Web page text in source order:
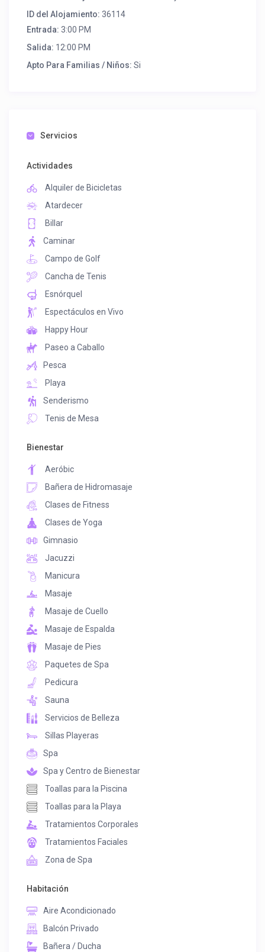
ID del Alojamiento: 36114
Entrada: 3:00 PM
Salida: 12:00 PM
Apto Para Familias / Niños: Si
Servicios
Actividades
Alquiler de Bicicletas
Atardecer
Billar
Caminar
Campo de Golf
Cancha de Tenis
Esnórquel
Espectáculos en Vivo
Happy Hour
Paseo a Caballo
Pesca
Playa
Senderismo
Tenis de Mesa
Bienestar
Aeróbic
Bañera de Hidromasaje
Clases de Fitness
Clases de Yoga
Gimnasio
Jacuzzi
Manicura
Masaje
Masaje de Cuello
Masaje de Espalda
Masaje de Pies
Paquetes de Spa
Pedicura
Sauna
Servicios de Belleza
Sillas Playeras
Spa
Spa y Centro de Bienestar
Toallas para la Piscina
Toallas para la Playa
Tratamientos Corporales
Tratamientos Faciales
Zona de Spa
Habitación
Aire Acondicionado
Balcón Privado
Bañera / Ducha